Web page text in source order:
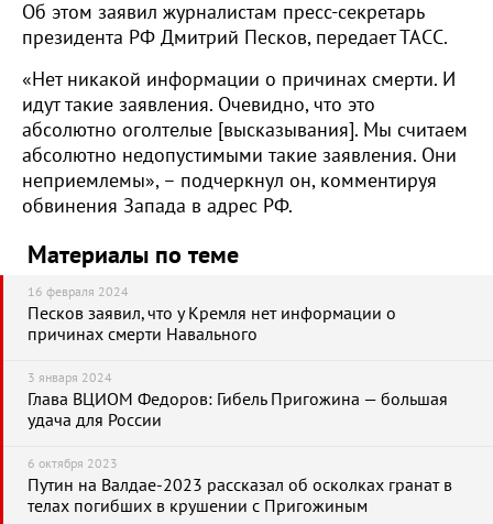
Об этом заявил журналистам пресс-секретарь
президента РФ Дмитрий Песков, передает ТАСС.
«Нет никакой информации о причинах смерти. И
идут такие заявления. Очевидно, что это
абсолютно оголтелые [высказывания]. Мы считаем
абсолютно недопустимыми такие заявления. Они
неприемлемы», – подчеркнул он, комментируя
обвинения Запада в адрес РФ.
Материалы по теме
16 февраля 2024
Песков заявил, что у Кремля нет информации о
причинах смерти Навального
3 января 2024
Глава ВЦИОМ Федоров: Гибель Пригожина — большая
удача для России
6 октября 2023
Путин на Валдае-2023 рассказал об осколках гранат в
телах погибших в крушении с Пригожиным